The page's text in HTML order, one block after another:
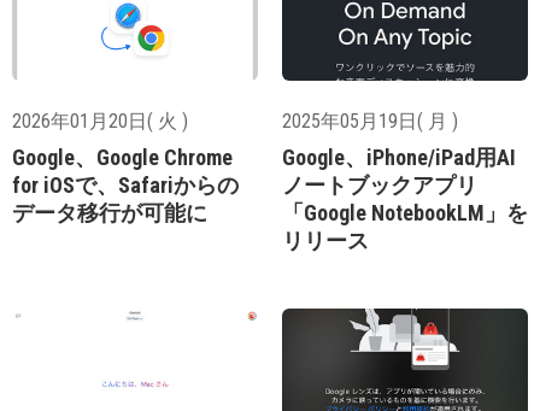
2026年01月20日( 火 )
Google、Google Chrome
for iOSで、Safariからの
データ移行が可能に
2025年05月19日( 月 )
Google、iPhone/iPad用AI
ノートブックアプリ
「Google NotebookLM」を
リリース